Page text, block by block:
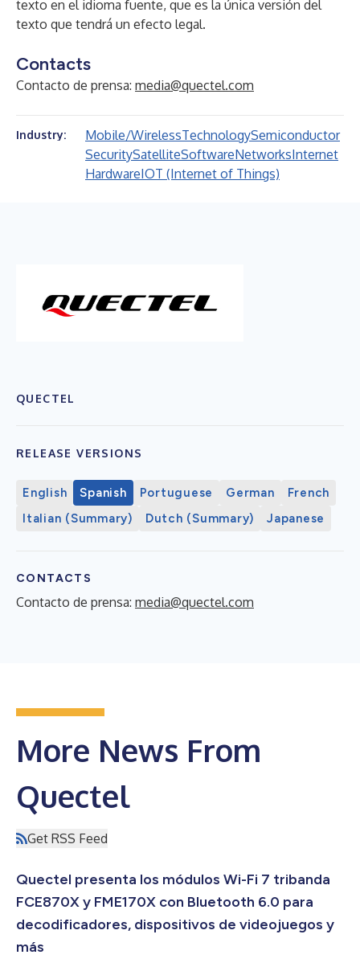
texto en el idioma fuente, que es la única versión del
texto que tendrá un efecto legal.
Contacts
Contacto de prensa: media@quectel.com
Industry: Mobile/WirelessTechnologySemiconductor
SecuritySatelliteSoftwareNetworksInternet
HardwareIOT (Internet of Things)
QUECTEL
RELEASE VERSIONS
English Spanish Portuguese German
French
Italian (Summary)
Dutch (Summary) Japanese
CONTACTS
Contacto de prensa: media@quectel.com
More News From
Quectel
Get RSS Feed
Quectel presenta los módulos Wi-Fi 7 tribanda
FCE870X y FME170X con Bluetooth 6.0 para
decodificadores, dispositivos de videojuegos y
más